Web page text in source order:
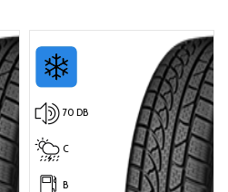
70 DB
C
B